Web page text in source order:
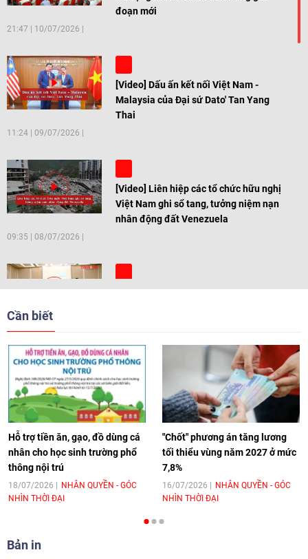
đoạn mới
21:47 10/07/2026
[Video] Dấu ấn kết nối Việt Nam -
Malaysia của Đại sứ Dato' Tan Yang
Thai
11:24 09/07/2026
[Video] Liên hiệp các tổ chức hữu nghị
Việt Nam ghi sổ tang, tưởng niệm nạn
nhân động đất Venezuela
09:35 08/07/2026
[Video] Trẻ em Đông Á cùng kiến tạo
[Video] Âm nhạc flamenco gắn kết văn
hoá Việt Nam - Tây Ban Nha
11:10 17/06/2026
[Video] Trao tặng Kỷ niệm chương "Vì
hòa bình, hữu nghị giữa các dân tộc"
cho Đại sứ Hungary tại Việt Nam
Cần biết
Hỗ trợ tiền ăn, gạo, đồ dùng cá
nhân cho học sinh trường phổ
thông nội trú
18/07/2026
NHÂN QUYỀN - GÓC
NHÌN THỜI ĐẠI
"Chốt" phương án tăng lương
tối thiểu vùng năm 2027 ở mức
7,8%
16/07/2026
NHÂN QUYỀN - GÓC
NHÌN THỜI ĐẠI
Bản in